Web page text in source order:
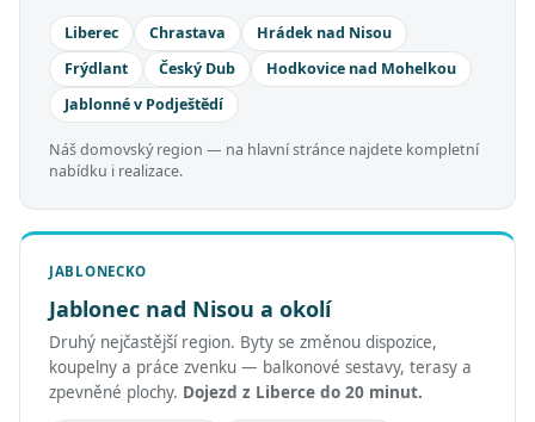
Liberec Chrastava
Hrádek nad Nisou
Frýdlant
Český Dub
Hodkovice nad Mohelkou
Jablonné v Podještědí
Náš domovský region — na hlavní stránce najdete kompletní
nabídku i realizace.
JABLONECKO
Jablonec nad Nisou a okolí
Druhý nejčastější region. Byty se změnou dispozice,
koupelny a práce zvenku — balkonové sestavy, terasy a
zpevněné plochy. Dojezd z Liberce do 20 minut.